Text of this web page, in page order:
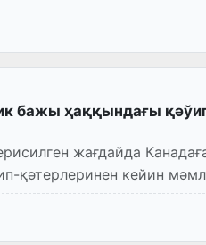
бажы ҳаққындағы
жағдайда
қәтерлеринен кейин